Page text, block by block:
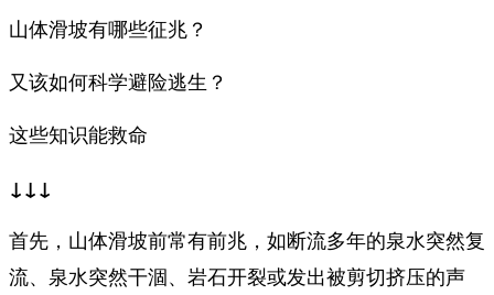
山体滑坡有哪些征兆？
又该如何科学避险逃生？
这些知识能救命
↓↓↓
首先，山体滑坡前常有前兆，如断流多年的泉水突然复
流、泉水突然干涸、岩石开裂或发出被剪切挤压的声